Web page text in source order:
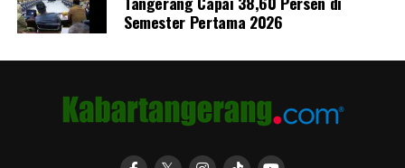
Semester Pertama 2026